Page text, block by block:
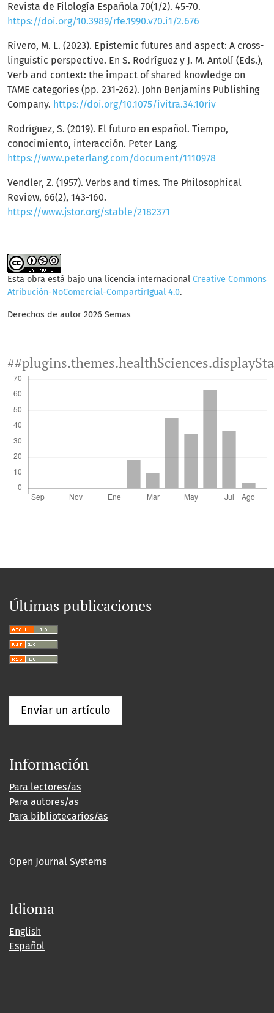
Revista de Filología Española 70(1/2). 45-70.
https://doi.org/10.3989/rfe.1990.v70.i1/2.676
Rivero, M. L. (2023). Epistemic futures and aspect: A cross-
linguistic perspective. En S. Rodríguez y J. M. Antolí (Eds.),
Verb and context: the impact of shared knowledge on
TAME categories (pp. 231-262). John Benjamins Publishing
Company. https://doi.org/10.1075/ivitra.34.10riv
Rodríguez, S. (2019). El futuro en español. Tiempo,
conocimiento, interacción. Peter Lang.
https://www.peterlang.com/document/1110978
Vendler, Z. (1957). Verbs and times. The Philosophical
Review, 66(2), 143-160.
https://www.jstor.org/stable/2182371
Esta obra está bajo una licencia internacional Creative Commons
Atribución-NoComercial-CompartirIgual 4.0.
Derechos de autor 2026 Semas
Últimas publicaciones
Enviar un artículo
Información
Para lectores/as
Para autores/as
Para bibliotecarios/as
Open Journal Systems
Idioma
English
Español